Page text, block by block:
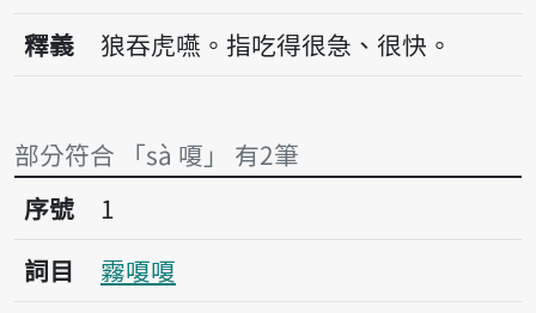
播放音讀sà
釋義 狼吞虎嚥。指吃得很急、很快。
部分符合 「sà 嗄」 有2筆
序號1霧嗄嗄
序號
1
詞目
霧嗄嗄